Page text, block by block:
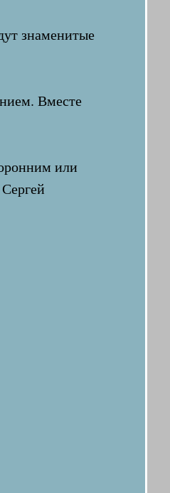
знаменитые
Вместе
или